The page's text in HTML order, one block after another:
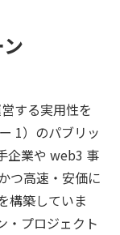
する実用性を
1）のパブリッ
企業や web3 事
つ高速・安価に
構築していま
・プロジェクト